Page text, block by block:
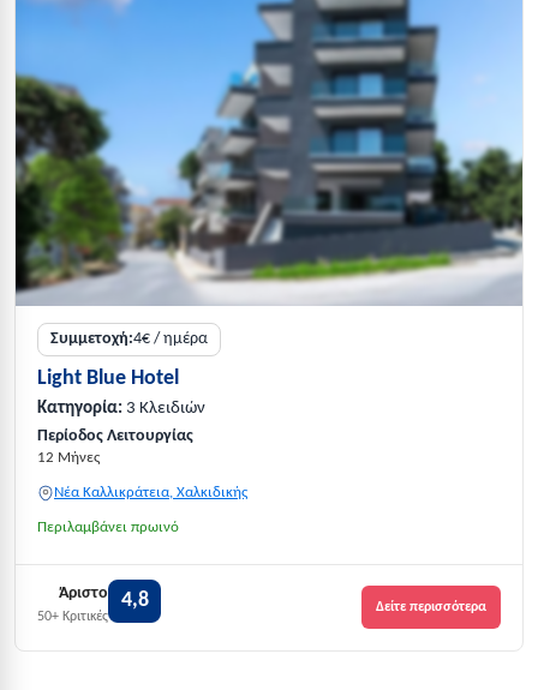
Συμμετοχή:4€ / ημέρα
Light Blue Hotel
Κατηγορία: 3 Κλειδιών
Περίοδος Λειτουργίας
12 Μήνες
Νέα Καλλικράτεια, Χαλκιδικής
Περιλαμβάνει πρωινό
Άριστο
50+ Κριτικές
4,8 Δείτε περισσότερα